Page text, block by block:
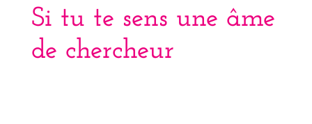
Si tu te sens une âme
de chercheur